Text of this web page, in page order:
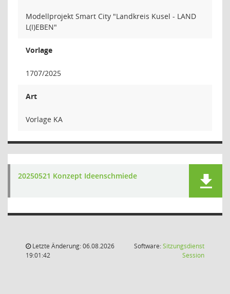
Modellprojekt Smart City "Landkreis Kusel - LAND
L(I)EBEN"
Vorlage
1707/2025
Art
Vorlage KA
20250521 Konzept Ideenschmiede
Letzte Änderung: 06.08.2026
19:01:42
Software:Sitzungsdienst
Session(Wird in